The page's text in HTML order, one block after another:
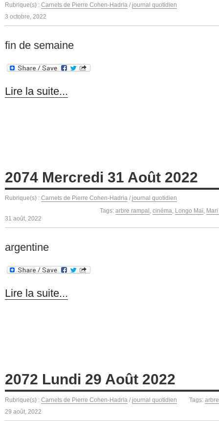
Rubrique(s) : Carnets de Pierre Cohen-Hadria / journal quotidien
3 octobre, 2022
fin de semaine
Lire la suite...
2074 Mercredi 31 Août 2022
Rubrique(s) : Carnets de Pierre Cohen-Hadria / journal quotidien
Tags: arbre rampal , cinéma, Longo Maï,
31 août, 2022
argentine
Lire la suite...
2072 Lundi 29 Août 2022
Rubrique(s) : Carnets de Pierre Cohen-Hadria / journal quotidien Tags:
29 août, 2022